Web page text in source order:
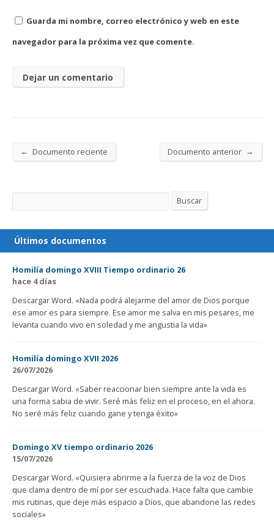
Guarda mi nombre, correo electrónico y web en este
navegador para la próxima vez que comente.
← Documento reciente Documento anterior →
Buscar Buscar
Últimos documentos
Homilía domingo XVIII Tiempo ordinario 26
hace 4 días
Descargar Word. «Nada podrá alejarme del amor de Dios porque
ese amor es para siempre. Ese amor me salva en mis pesares, me
levanta cuando vivo en soledad y me angustia la vida»
Homilía domingo XVII 2026
26/07/2026
Descargar Word. «Saber reaccionar bien siempre ante la vida es
una forma sabia de vivir. Seré más feliz en el proceso, en el ahora.
No seré más feliz cuando gane y tenga éxito»
Domingo XV tiempo ordinario 2026
15/07/2026
Descargar Word. «Quisiera abrirme a la fuerza de la voz de Dios
que clama dentro de mí por ser escuchada. Hace falta que cambie
mis rutinas, que deje más espacio a Dios, que abandone las redes
sociales»